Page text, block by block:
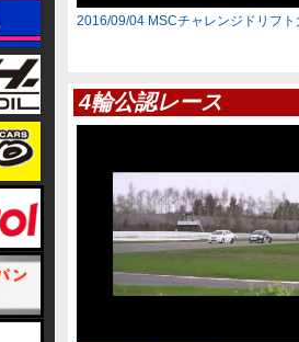
2016/09/04 MSCチャレンジドリフト
4輪公認レース